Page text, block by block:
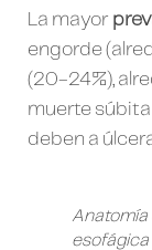
La mayor
engorde
(20-24%),
muerte
deben a
Anatomía
esofágica